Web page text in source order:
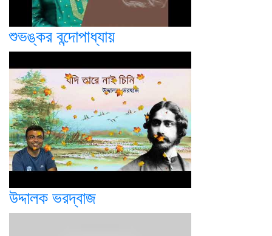
শুভঙ্কর বন্দোপাধ্যায়
উদ্দালক ভরদ্বাজ